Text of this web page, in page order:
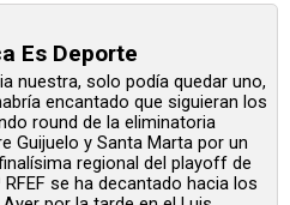
Es Deporte
nuestra, solo podía quedar uno,
encantado que siguieran los
round de la eliminatoria
Guijuelo y Santa Marta por un
regional del playoff de
se ha decantado hacia los